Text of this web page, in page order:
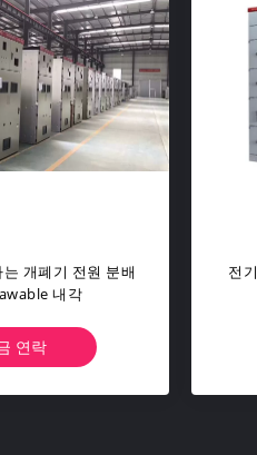
스 절연 개폐 장치 /
50/60Hz 주파수
연락